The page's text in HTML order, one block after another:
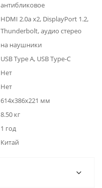
антибликовое
HDMI 2.0a x2, DisplayPort 1.2,
Thunderbolt, аудио стерео
на наушники
USB Type A, USB Type-C
Нет
Нет
614x386x221 мм
8.50 кг
1 год
Китай